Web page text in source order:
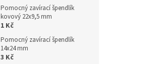
Pomocný zavírací špendlík
kovový 22x9,5 mm
1 Kč
Pomocný zavírací špendlík
14x24 mm
3 Kč